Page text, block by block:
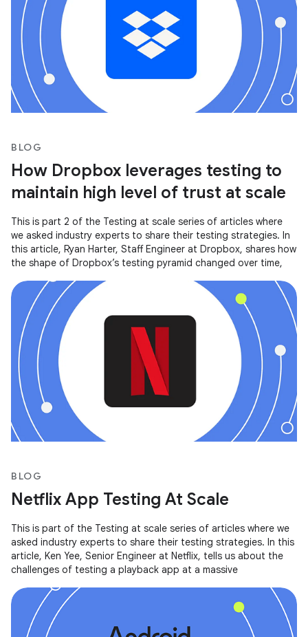
BLOG
How Dropbox leverages testing to
maintain high level of trust at scale
This is part 2 of the Testing at scale series of articles where
we asked industry experts to share their testing strategies. In
this article, Ryan Harter, Staff Engineer at Dropbox, shares how
the shape of Dropbox’s testing pyramid changed over time,
BLOG
Netflix App Testing At Scale
This is part of the Testing at scale series of articles where we
asked industry experts to share their testing strategies. In this
article, Ken Yee, Senior Engineer at Netflix, tells us about the
challenges of testing a playback app at a massive